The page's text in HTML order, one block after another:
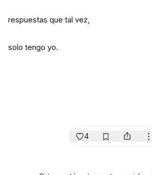
respuestas que tal vez,
solo tengo yo.
4